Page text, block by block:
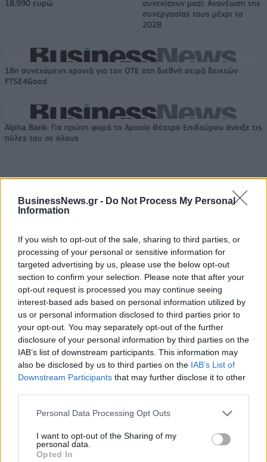
BusinessNews.gr - Do Not Process My Personal
Information
If you wish to opt-out of the sale, sharing to third parties, or
processing of your personal or sensitive information for
targeted advertising by us, please use the below opt-out
section to confirm your selection. Please note that after your
opt-out request is processed you may continue seeing
interest-based ads based on personal information utilized by
us or personal information disclosed to third parties prior to
your opt-out. You may separately opt-out of the further
disclosure of your personal information by third parties on the
IAB’s list of downstream participants. This information may
also be disclosed by us to third parties on the IAB’s List of
Downstream Participants that may further disclose it to other
Personal Data Processing Opt Outs
I want to opt-out of the Sharing of my
personal data.
Opted In
18.990 ευρώ
συνεχίζουν μαζί: Ανανέωση της
συνεργασίας τους μέχρι το
2028
18η συνεχόμενη χρονιά για τον ΟΤΕ στη διεθνή σειρά δεικτών
FTSE4Good
Alpha Bank: Για πρώτη φορά το Αρχαίο Θέατρο Επιδαύρου άνοιξε τις
πύλες του σε όλους
ΠΕΡΙΣΣΌΤΕΡΑ ΣΕ ΑΥΤΉ ΤΗΝ ΚΑΤΗΓΟΡΊΑ
Τουρκία-Ρωσία: Επί χάρτου
το σχέδιο για την εκεχειρία
στην Ιντλίμπ
12/03/2020 - 10:35
Κίνα: Κατρακύλα 79% στις
πωλήσεις αυτοκινήτων τον
Φεβρουάριο λόγω
κορονοϊού
12/03/2020 - 11:10